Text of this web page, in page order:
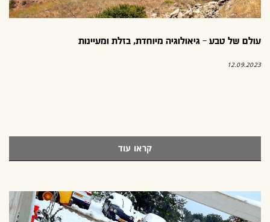
עולם של טבע – גיאולוגיה מיוחדת, בזלת ומעיינות
12.09.2023
קראו עוד